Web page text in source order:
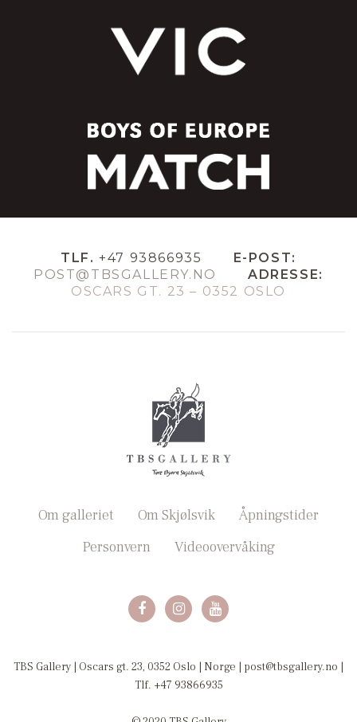
TLF. +47 93866935
E-POST:
POST@TBSGALLERY.NO
ADRESSE:
OSCARS GT. 23 – 0352 OSLO
Om galleriet Om Skjølsvik
Åpningstider
Personvern
Videoovervåking
TBS Gallery | Oscars gt. 23, 0352 Oslo | Norge | post@tbsgallery.no |
Tlf. +47 93866935